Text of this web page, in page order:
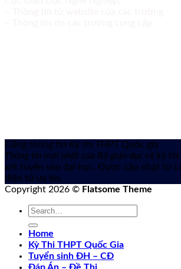
Cổng thông tin Kỳ thi THPT Quốc gia
Thông tin mới nhất của Bộ giáo dục về kỳ thi
xét tuyển vào đại học. Được cập nhật từ
điện tử uy tín.
Copyright 2026 © Flatsome Theme
Home
Kỳ Thi THPT Quốc Gia
Tuyển sinh ĐH – CĐ
Đáp Án – Đề Thi